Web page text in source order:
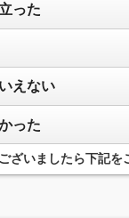
った
えない
った
ざいましたら下記を